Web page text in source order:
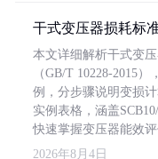
干式变压器损耗标
本文详细解析干式变
（GB/T 10228-2015
例，分步骤说明变损
实例表格，涵盖
快速掌握变压器能效评
2026年8月4日